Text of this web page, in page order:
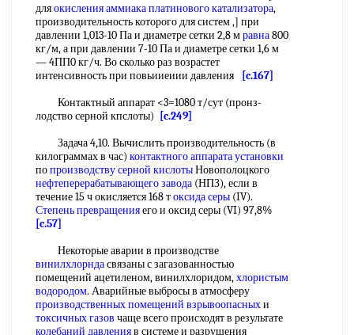
дляокисления аммиакаплатинового катализатора,
производительность которого для систем ,] при
давлении 1,013-10 Па и диаметре сетки 2,8 мравна800
кг/м, а при давлении 7-10 Па и диаметре сетки 1,6 м
— 4ПП0 кг/ч. Во сколько раз возрастет
интенсивность при повьииеиии давления
[c.167]
Контактный аппарат <3=1080 т/сут (пронз-
лодство серной кпслоты)
[c.249]
Задача 4,10. Вычислить производительность (в
килограммах в час) контактного аппарата установки
попроизводству серной кислотыНовополоцкого
нефтеперерабатывающего завода (НПЗ), если в
течение 15 ч окисляется 168 токсида серы (IV).
Степень превращенияего и оксид серы (VI) 97,8%
[c.57]
Некоторые аварии в производстве
винилхлорндасвязаны с загазованностью
помещений ацетиленом, винилхлоридом,хлористым
водородом. Аварийные выбросы в атмосферу
производственных помещений взрывоопасныхи
токсичных газов чаще всего происходят в результате
колебаний давленияв системе и разрушения